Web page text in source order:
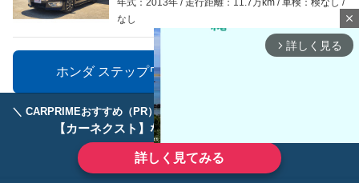
＼ CARPRIMEおすすめ（PR） ／
【カーネクスト】ならどんなクルマも高価買取
詳しく見てみる
年式：2013年
走行距離：11.7万km
車検：検なし
なし
ホンダ ステップワゴンの中古車一覧を見る
close
arrow_forward_ios 詳しく見る